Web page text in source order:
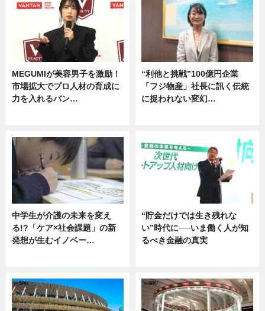
MEGUMIが美容男子を激励！
市場拡大でプロ人材の育成に
力を入れるバン…
“利他と挑戦”100億円企業
「フジ物産」社長に訊く伝統
に捉われない変幻…
中学生が介護の未来を変え
る!?「ケア×社会課題」の新
発想が生むイノベー…
“貯金だけでは生き残れな
い”時代に──いま働く人が知
るべき金融の真実